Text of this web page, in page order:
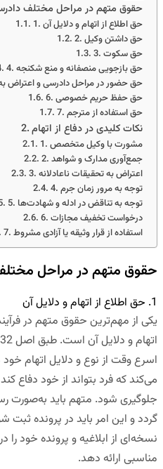
حقوق متهم در مراحل مختلف
1. حق اطلاع از اتهام و دلایل آن
2. حق داشتن وکیل
3. حق سکوت
4. حق بازجویی منصفانه و منع شکنجه
5. حق حضور در مراحل دادرسی و اعتراض
6. حق حفظ حریم خصوصی
7. حق استفاده از مترجم
نکات کلیدی در دفاع از اتهام
1. مشورت با وکیل متخصص
2. جمع‌آوری مدارک و شواهد
3. اعتراض به تحقیقات ناعادلانه
4. توجه به مرور زمان جرم
5. توجه به تناقض در ادله و شهادت‌ها
6. درخواست تخفیف مجازات
7. استفاده از قرار وثیقه یا آزادی مشروط
حقوق متهم در مراحل
1. حق اطلاع از اتهام و دلایل آن
یکی از مهم‌ترین حقوق متهم در
اسرع وقت از نوع و دلایل اتهام
می‌کند که فرد بتواند از خود دفاع
جلوگیری شود. متهم باید به‌صورت
گردد و این امر باید در پرونده
نسخه‌ای از ابلاغیه و پرونده خود را
مناسبی ارائه دهد.